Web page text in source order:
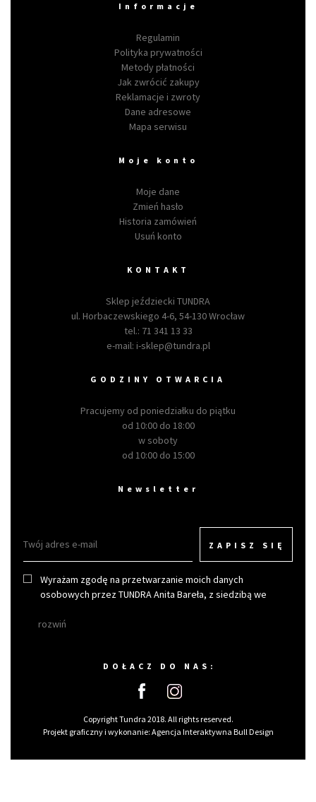
Informacje
Regulamin
Polityka prywatności
Metody płatności
Jak zwrócić zakupy
Reklamacje i zwroty
Dane adresowe
Mapa serwisu
Moje konto
Moje dane
Zmień hasło
Historia zamówień
Usuń konto
KONTAKT
Sklep jeździecki TUNDRA
ul. Horbaczewskiego 4-6, 54-130 Wrocław
tel.: 71 341 13 33
e-mail: i-sklep@tundra.pl
GODZINY OTWARCIA
Pracujemy od poniedziałku do piątku
od 10:00 do 18:00
w soboty
od 10:00 do 15:00
Newsletter
ZAPISZ SIĘ
Wyrażam zgodę na przetwarzanie moich danych
osobowych przez TUNDRA Anita Bareła, z siedzibą we
rozwiń
DOŁACZ DO NAS:
Copyright Tundra 2018. All rights reserved.
Projekt graficzny i wykonanie: Agencja Interaktywna Bull Design